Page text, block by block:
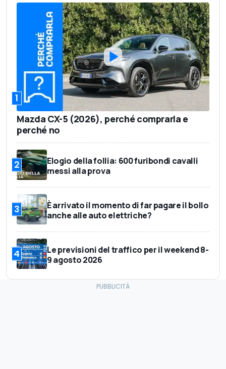
1
Mazda CX-5 (2026), perché comprarla e
perché no
2
Elogio della follia: 600 furibondi cavalli
messi alla prova
3
È arrivato il momento di far pagare il bollo
anche alle auto elettriche?
4
Le previsioni del traffico per il weekend 8-
9 agosto 2026